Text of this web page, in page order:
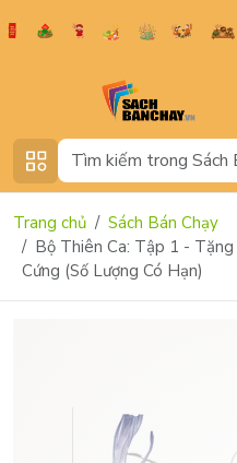
Trang chủ
Sách Bán Chạy
Bộ Thiên Ca: Tập 1 -
Cứng (Số Lượng Có Hạn)